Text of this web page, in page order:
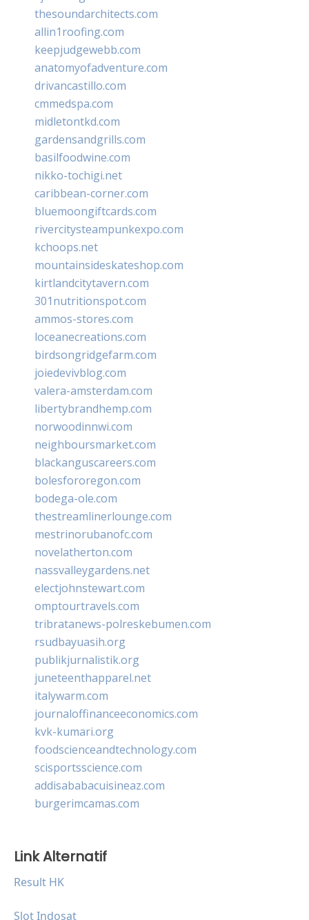
thesoundarchitects.com
allin1roofing.com
keepjudgewebb.com
anatomyofadventure.com
drivancastillo.com
cmmedspa.com
midletontkd.com
gardensandgrills.com
basilfoodwine.com
nikko-tochigi.net
caribbean-corner.com
bluemoongiftcards.com
rivercitysteampunkexpo.com
kchoops.net
mountainsideskateshop.com
kirtlandcitytavern.com
301nutritionspot.com
ammos-stores.com
loceanecreations.com
birdsongridgefarm.com
joiedevivblog.com
valera-amsterdam.com
libertybrandhemp.com
norwoodinnwi.com
neighboursmarket.com
blackanguscareers.com
bolesfororegon.com
bodega-ole.com
thestreamlinerlounge.com
mestrinorubanofc.com
novelatherton.com
nassvalleygardens.net
electjohnstewart.com
omptourtravels.com
tribratanews-polreskebumen.com
rsudbayuasih.org
publikjurnalistik.org
juneteenthapparel.net
italywarm.com
journaloffinanceeconomics.com
kvk-kumari.org
foodscienceandtechnology.com
scisportsscience.com
addisababacuisineaz.com
burgerimcamas.com
Link Alternatif
Result HK
Slot Indosat